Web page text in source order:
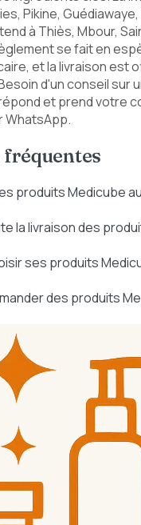
Pikine,
à Thiès, Mbour,
se fait en
et la livraison est
d'un conseil sur
et prend votre
WhatsApp.
produits Medicube
la livraison des
ses produits
des produits